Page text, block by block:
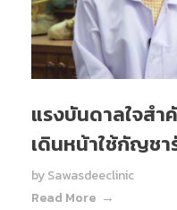
แรงบันดาลใจส
เดินหน้าใช้กัญชา
bySawasdeeclinic
Read More